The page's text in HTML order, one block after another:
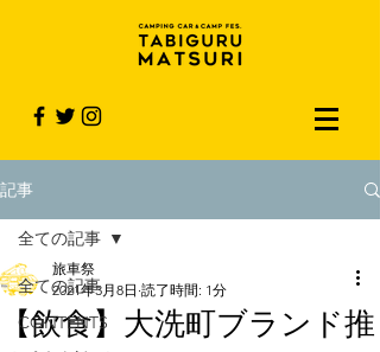
記事
全ての記事
CONTENTS
全ての記事
【飲食】大洗町ブランド推
旅車祭
2021年3月8日 読了時間: 1分